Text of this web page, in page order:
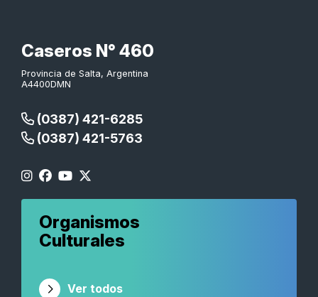
Caseros N° 460
Provincia de Salta, Argentina
A4400DMN
(0387) 421-6285
(0387) 421-5763
Organismos
Culturales
Ver todos